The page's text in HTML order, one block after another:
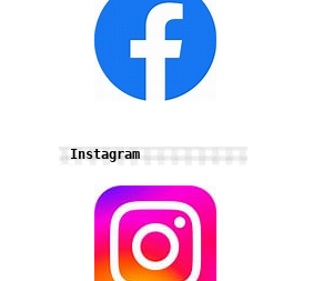
Instagram